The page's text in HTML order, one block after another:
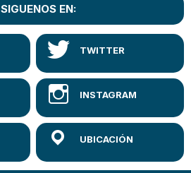
SIGUENOS EN: